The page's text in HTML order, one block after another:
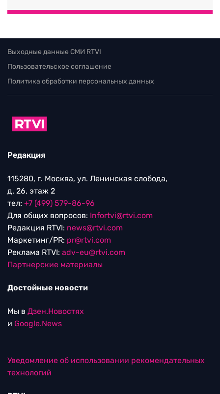
Выходные данные СМИ RTVI
Пользовательское соглашение
Политика обработки персональных данных
Редакция
115280, г. Москва, ул. Ленинская слобода,
д. 26, этаж 2
тел: +7 (499) 579-86-96
Для общих вопросов: Infortvi@rtvi.com
Редакция RTVI: news@rtvi.com
Маркетинг/PR: pr@rtvi.com
Реклама RTVI: adv-eu@rtvi.com
Партнерские материалы
Достойные новости
Мы в Дзен.Новостях
и Google.News
Уведомление об использовании рекомендательных
технологий